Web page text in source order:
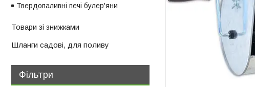
Твердопаливні печі булер'яни
Товари зі знижками
Шланги садові, для поливу
Фільтри